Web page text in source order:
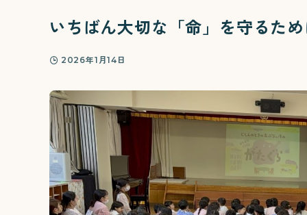
いちばん大切な「命」を守るた
2026年1月14日